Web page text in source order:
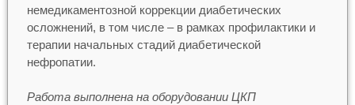
немедикаментозной коррекции диабетических
осложнений, в том числе – в рамках профилактики и
терапии начальных стадий диабетической
нефропатии.
Работа выполнена на оборудовании ЦКП